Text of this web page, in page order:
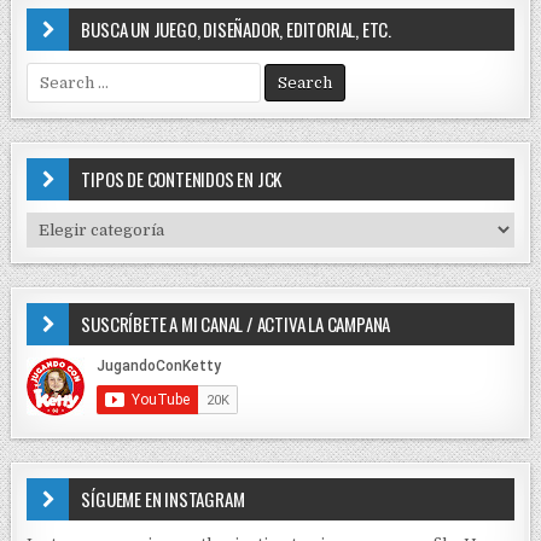
BUSCA UN JUEGO, DISEÑADOR, EDITORIAL, ETC.
e
a
r
f
r
:
TIPOS DE CONTENIDOS EN JCK
I
P
D
E
C
O
N
T
SUSCRÍBETE A MI CANAL / ACTIVA LA CAMPANA
SÍGUEME EN INSTAGRAM